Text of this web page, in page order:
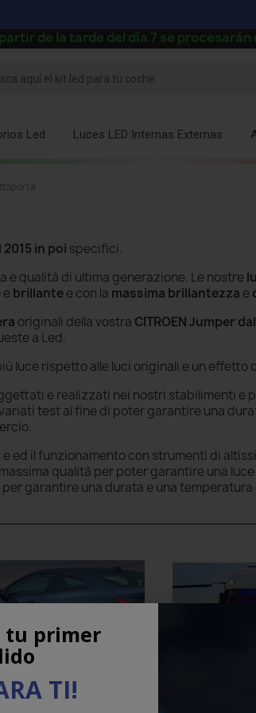
de la tarde del día 7 se procesarán
Led Luces LED Internas Externas
2015 in poi specifici.
qualità di ultima generazione. Le nostre
e brillantee con la massima brillantezza e
originali della vostra CITROEN Jumper
a Led.
luce rispetto alle luci originali e un effetto
e realizzati nei nostri stabilimenti e
test al fine di poter garantire una
ed il funzionamento con strumenti di
qualità per poter garantire una
per garantire una durata e una
tu primer
TI!